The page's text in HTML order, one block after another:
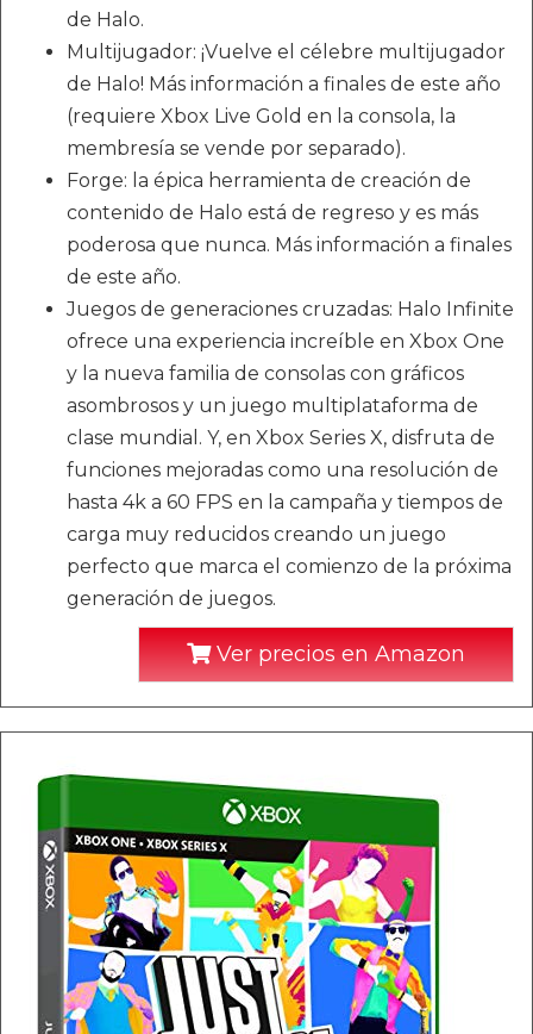
de Halo.
Multijugador: ¡Vuelve el célebre multijugador
de Halo! Más información a finales de este año
(requiere Xbox Live Gold en la consola, la
membresía se vende por separado).
Forge: la épica herramienta de creación de
contenido de Halo está de regreso y es más
poderosa que nunca. Más información a finales
de este año.
Juegos de generaciones cruzadas: Halo Infinite
ofrece una experiencia increíble en Xbox One
y la nueva familia de consolas con gráficos
asombrosos y un juego multiplataforma de
clase mundial. Y, en Xbox Series X, disfruta de
funciones mejoradas como una resolución de
hasta 4k a 60 FPS en la campaña y tiempos de
carga muy reducidos creando un juego
perfecto que marca el comienzo de la próxima
generación de juegos.
Ver precios en Amazon